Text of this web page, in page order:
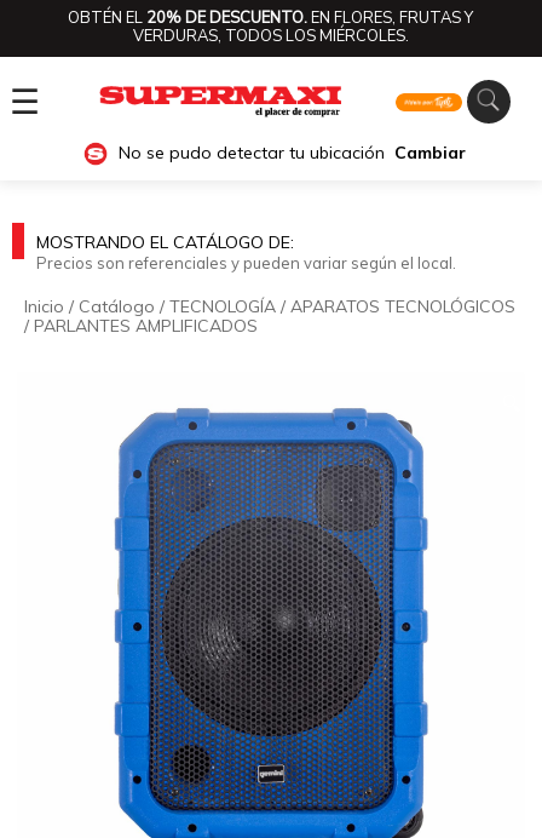
OBTÉN EL 20% DE DESCUENTO.EN FLORES, FRUTAS Y
VERDURAS, TODOS LOS MIÉRCOLES.
☰
No se pudo detectar tu ubicación Cambiar
MOSTRANDO EL CATÁLOGO DE:
Precios son referenciales y pueden variar según el local.
Inicio / Catálogo /TECNOLOGÍA /APARATOS TECNOLÓGICOS
/ PARLANTES AMPLIFICADOS